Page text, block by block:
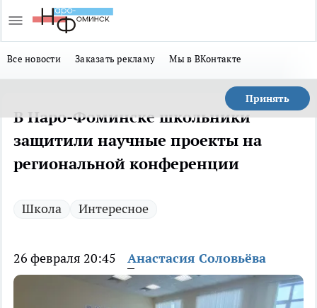
Все новости Заказать рекламу Мы в ВКонтакте
Принять
В Наро-Фоминске школьники
защитили научные проекты на
региональной конференции
Школа Интересное
26 февраля 20:45 Анастасия Соловьёва